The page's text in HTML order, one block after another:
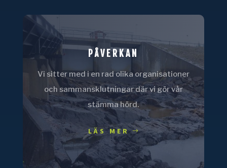
PÅVERKAN
Vi sitter med i en rad olika organisationer
och sammansklutningar där vi gör vår
stämma hörd.
LÄS MER